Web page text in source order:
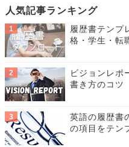
人気記事ランキング
履歴書テン
格・学生・転
ビジョンレポ
書き方のコツ
英語の履歴書
の項目をテン